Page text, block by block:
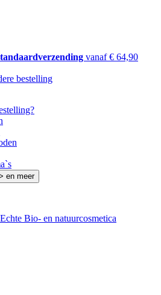
vanaf € 64,90
bestelling
Echte Bio- en natuurcosmetica